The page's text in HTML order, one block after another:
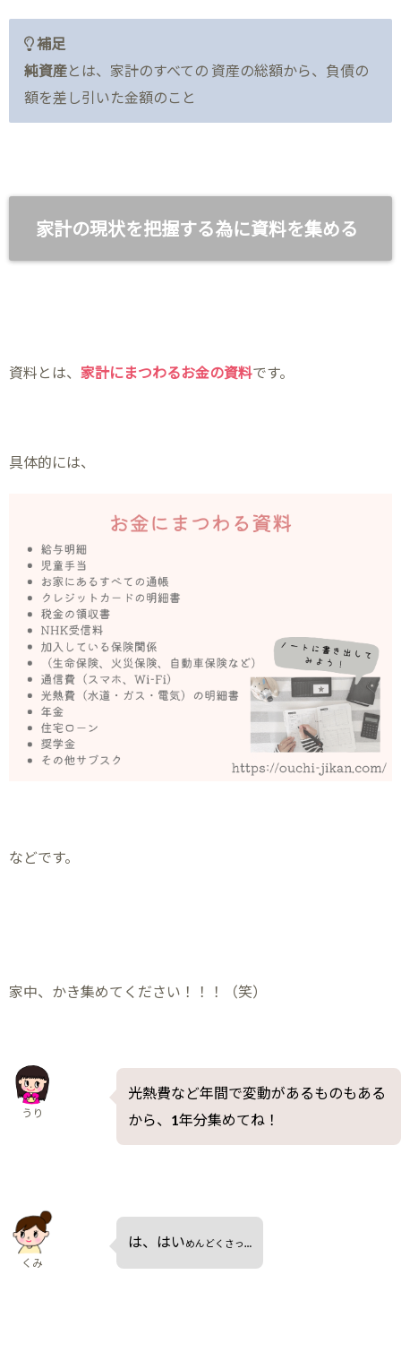
補足
純資産とは、家計のすべての 資産の総額から、負債の
額を差し引いた金額のこと
家計の現状を把握する為に資料を集める
資料とは、 家計にまつわるお金の資料です。
具体的には、
などです。
家中、かき集めてください！！！（笑）
光熱費など年間で変動があるものもある
から、1年分集めてね！
うり
は、はいめんどくさっ…
くみ